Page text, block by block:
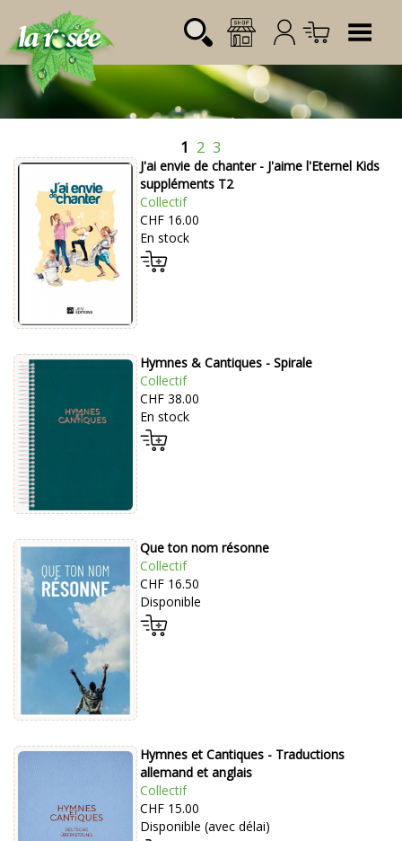
Mot de passe:
Désignation Référence Quantité
Prix
1 2 3
J'ai envie de chanter - J'aime l'Eternel Kids
suppléments T2
Collectif
CHF 16.00
En stock
Hymnes & Cantiques - Spirale
Collectif
CHF 38.00
En stock
Que ton nom résonne
Collectif
CHF 16.50
Disponible
Hymnes et Cantiques - Traductions
allemand et anglais
Collectif
CHF 15.00
Disponible (avec délai)